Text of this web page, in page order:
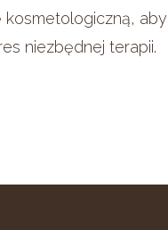
kosmetologiczną, aby
niezbędnej terapii.